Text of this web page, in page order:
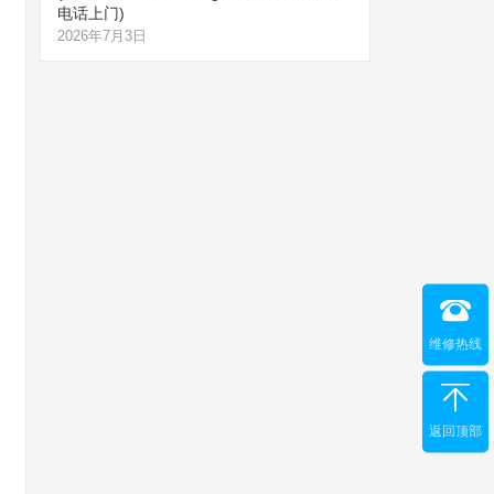
电话上门)
2026年7月3日
维修热线
返回顶部